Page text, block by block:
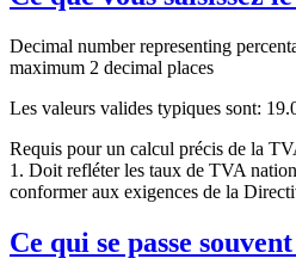
Decimal number representing
maximum 2 decimal places
Les valeurs valides typiques sont:
Requis pour un calcul précis de la
1. Doit refléter les taux de TVA
conformer aux exigences de la
Ce qui se passe